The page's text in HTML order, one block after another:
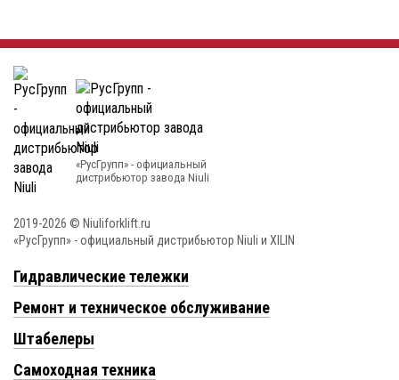
«РусГрупп» - официальный
диcтрибьютор завода Niuli
2019-2026 © Niuliforklift.ru
«РусГрупп» - официальный диcтрибьютор Niuli и XILIN
Гидравлические тележки
Ремонт и техническое обслуживание
Штабелеры
Самоходная техника